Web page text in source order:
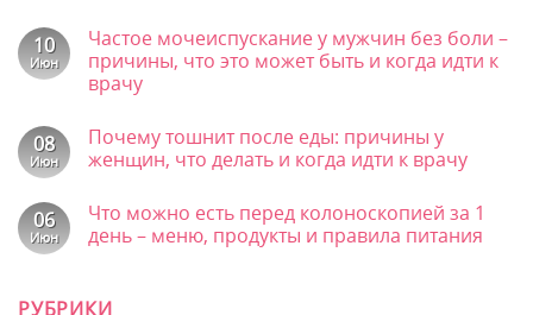
смотрит
что
лечит
у
записи
Черный
кал
у
признак
какого
заболевания,
когда
срочно
к
10
Июн
Частое мочеиспускание у мужчин без боли –
причины, что это может быть и когда идти к
врачу
записи
Частое
мочеиспускание
без
боли
–
может
08
Июн
Почему тошнит после еды: причины у
женщин, что делать и когда идти к врачу
записи
Почему
тошнит
у
06
Июн
Что можно есть перед колоноскопией за 1
день – меню, продукты и правила питания
Что
РУБРИКИ